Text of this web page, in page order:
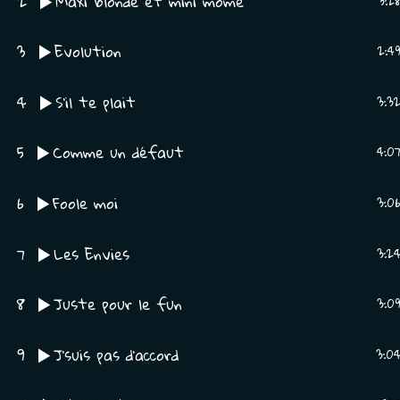
3 Evolution 2:49
4 S’il te plait 3:32
5 Comme un défaut 4:07
6 Foole moi 3:06
7 Les Envies 3:24
8 Juste pour le fun 3:09
9 J’suis pas d’accord 3:04